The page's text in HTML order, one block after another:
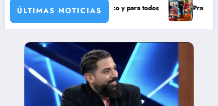
ÚLTIMAS NOTICIAS
un eclipse solar histórico y para todos Pravia y